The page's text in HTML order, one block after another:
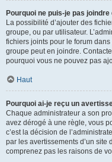
Pourquoi ne puis-je pas
La possibilité d’ajouter des
groupe, ou par utilisateur.
fichiers joints pour le forum
groupe peut en joindre.
pourquoi vous ne pouvez pas
Haut
Pourquoi ai-je reçu un
Chaque administrateur a son
avez dérogé à une règle, vous
c’est la décision de
par les avertissements d’un site
comprenez pas les raisons de